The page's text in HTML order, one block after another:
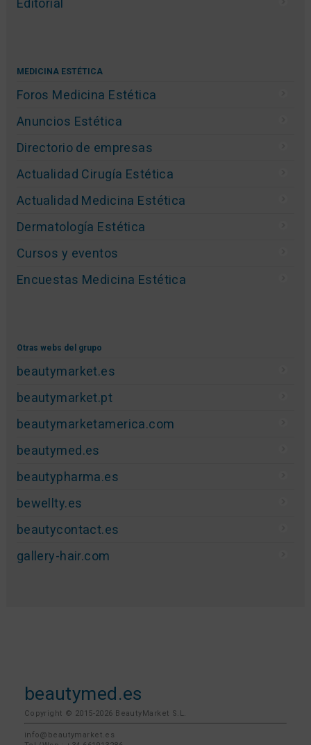
Editorial
MEDICINA ESTÉTICA
Foros Medicina Estética
Anuncios Estética
Directorio de empresas
Actualidad Cirugía Estética
Actualidad Medicina Estética
Dermatología Estética
Cursos y eventos
Encuestas Medicina Estética
Otras webs del grupo
beautymarket.es
beautymarket.pt
beautymarketamerica.com
beautymed.es
beautypharma.es
bewellty.es
beautycontact.es
gallery-hair.com
beautymed.es
Copyright © 2015-2026 BeautyMarket S.L.
info@beautymarket.es